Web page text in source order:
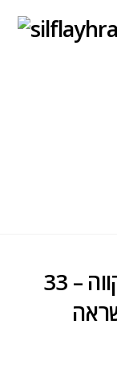
קעקוע אמונה אהבה תקווה – 33